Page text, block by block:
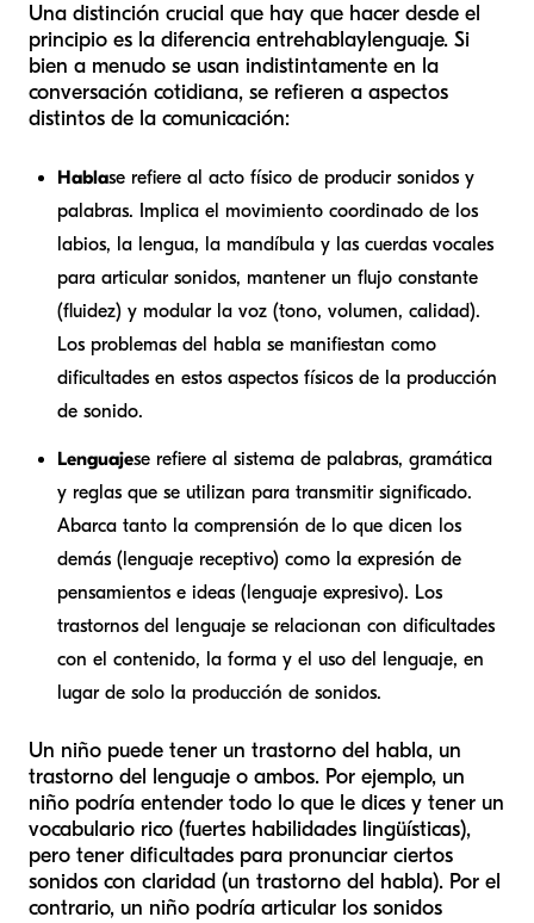
Una distinción crucial que hay que hacer desde el
principio es la diferencia entrehablaylenguaje. Si
bien a menudo se usan indistintamente en la
conversación cotidiana, se refieren a aspectos
distintos de la comunicación:
Hablase refiere al acto físico de producir sonidos y
palabras. Implica el movimiento coordinado de los
labios, la lengua, la mandíbula y las cuerdas vocales
para articular sonidos, mantener un flujo constante
(fluidez) y modular la voz (tono, volumen, calidad).
Los problemas del habla se manifiestan como
dificultades en estos aspectos físicos de la producción
de sonido.
Lenguajese refiere al sistema de palabras, gramática
y reglas que se utilizan para transmitir significado.
Abarca tanto la comprensión de lo que dicen los
demás (lenguaje receptivo) como la expresión de
pensamientos e ideas (lenguaje expresivo). Los
trastornos del lenguaje se relacionan con dificultades
con el contenido, la forma y el uso del lenguaje, en
lugar de solo la producción de sonidos.
Un niño puede tener un trastorno del habla, un
trastorno del lenguaje o ambos. Por ejemplo, un
niño podría entender todo lo que le dices y tener un
vocabulario rico (fuertes habilidades lingüísticas),
pero tener dificultades para pronunciar ciertos
sonidos con claridad (un trastorno del habla). Por el
contrario, un niño podría articular los sonidos